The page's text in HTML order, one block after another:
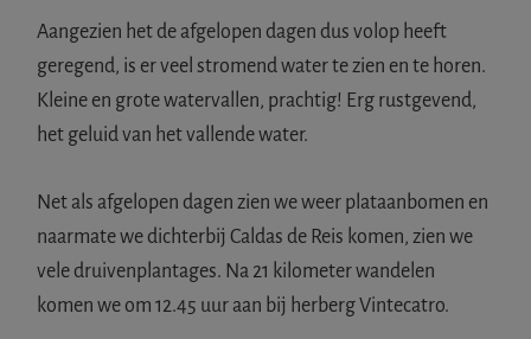
Aangezien het de afgelopen dagen dus volop heeft
geregend, is er veel stromend water te zien en te horen.
Kleine en grote watervallen, prachtig! Erg rustgevend,
het geluid van het vallende water.
Net als afgelopen dagen zien we weer plataanbomen en
naarmate we dichterbij Caldas de Reis komen, zien we
vele druivenplantages. Na 21 kilometer wandelen
komen we om 12.45 uur aan bij herberg Vintecatro.